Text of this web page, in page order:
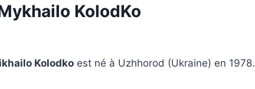
KolodKo
Kolodko est né à Uzhhorod (Ukraine) en 1978.